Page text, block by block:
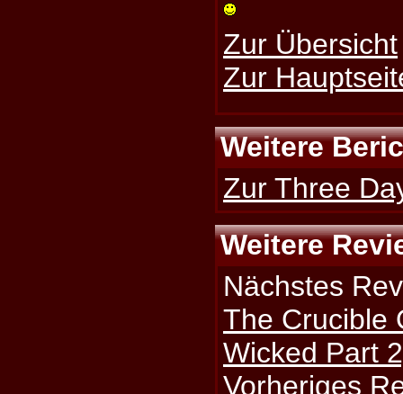
Zur Übersicht
Zur
Weitere
Zur Three
Weitere
Nächstes
The Crucible
Wicked Part
Vorheriges